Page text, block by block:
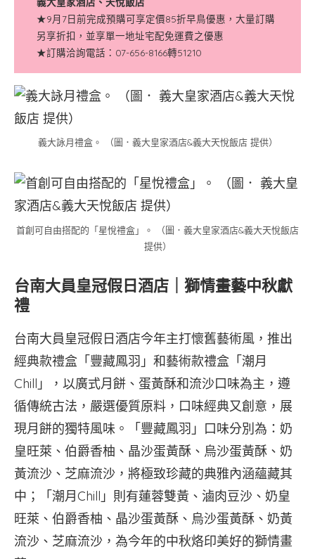
★9月7日前完成預購可享定價85折早鳥優惠，大量訂購
另享折扣，並享單一地址宅配免運費之優惠
★訂購洽詢電話：07-656-8166轉51210
義大詠月禮盒。 （圖．義大皇家酒店&義大天悅飯店 提供）
首創可自由搭配的「星悅禮盒」。 （圖．義大皇家酒店&義大天悅飯店
提供）
台南大員皇冠假日酒店｜獅情畫藝中秋獻
禮
台南大員皇冠假日酒店今年主打懷舊藝術風，推出
經典款禮盒「豐藏鳳羽」和藝術款禮盒「潮月
Chill」，以廣式月餅、蛋黃酥和流沙口味為主，遵
循傳統古法，嚴選優質原料，口味經典又創意，展
現月餅的獨特風味。「豐藏鳳羽」口味分別為：奶
皇旺萊、伯爵香柚、晶沙蛋黃酥、烏沙蛋黃酥、奶
黃流沙、芝麻流沙，將極致珍藏的典雅內涵蘊藏其
中；「潮月Chill」則有蓮蓉雙黃、滷肉豆沙、奶皇
旺萊、伯爵香柚、晶沙蛋黃酥、烏沙蛋黃酥、奶黃
流沙、芝麻流沙，為今年的中秋烙印美好的獅情畫